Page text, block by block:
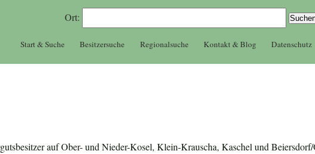
Ort:
Start & Suche Besitzersuche Regionalsuche Kontakt & Blog Datenschutz
auf Ober- und Nieder-Kosel, Klein-Krauscha, Kaschel und